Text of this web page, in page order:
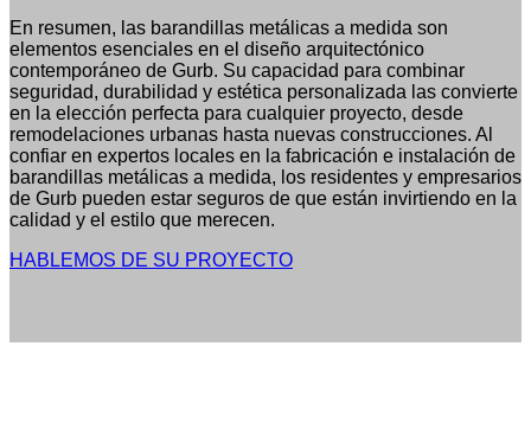
En resumen, las barandillas metálicas a medida son
elementos esenciales en el diseño arquitectónico
contemporáneo de Gurb. Su capacidad para combinar
seguridad, durabilidad y estética personalizada las convierte
en la elección perfecta para cualquier proyecto, desde
remodelaciones urbanas hasta nuevas construcciones. Al
confiar en expertos locales en la fabricación e instalación de
barandillas metálicas a medida, los residentes y empresarios
de Gurb pueden estar seguros de que están invirtiendo en la
calidad y el estilo que merecen.
HABLEMOS DE SU PROYECTO